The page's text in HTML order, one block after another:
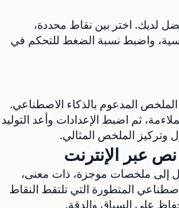
لديك. اختر بين نقاط محددة،
واضبط نسبة الضغط للتحكم في
المدعوم بالذكاء الاصطناعي.
ثم اضبط الإعدادات وأعد التوليد
وتركيز الملخص المثالي.
عبر الإنترنت
إلى ملخصات موجزة، ذات معنى،
المتطورة التي تلتقط النقاط
على السياق والدقة.